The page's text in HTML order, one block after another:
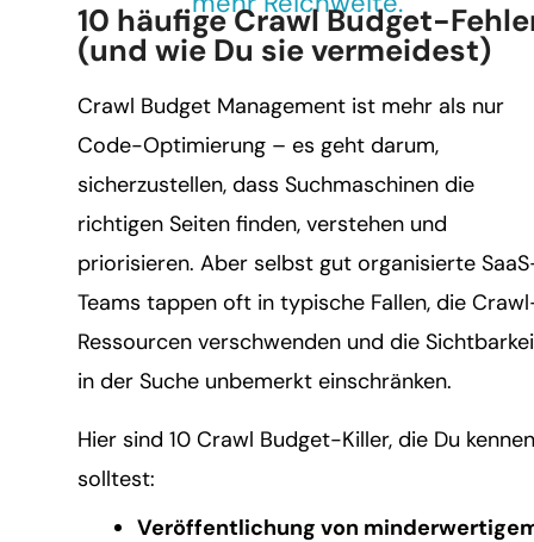
10 häufige Crawl Budget-
(und wie Du sie vermeidest)
Crawl Budget Management ist mehr als nur
Code-Optimierung – es geht darum,
sicherzustellen, dass Suchmaschinen die
richtigen Seiten finden, verstehen und
priorisieren. Aber selbst gut organisierte
Teams tappen oft in typische Fallen, die
Ressourcen verschwenden und die
in der Suche unbemerkt einschränken.
Hier sind 10 Crawl Budget-Killer, die Du kennen
solltest:
Veröffentlichung von